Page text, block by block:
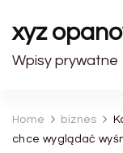
xyz
Wpisy prywatne
Home biznes
chce wyglądać